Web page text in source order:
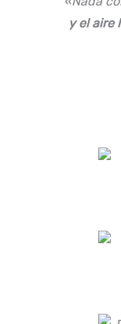
y el aire